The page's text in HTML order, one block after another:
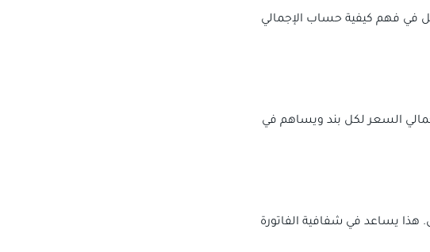
في فهم كيفية حساب الإجمالي
السعر لكل بند ويساهم في
يساعد في شفافية الفاتورة